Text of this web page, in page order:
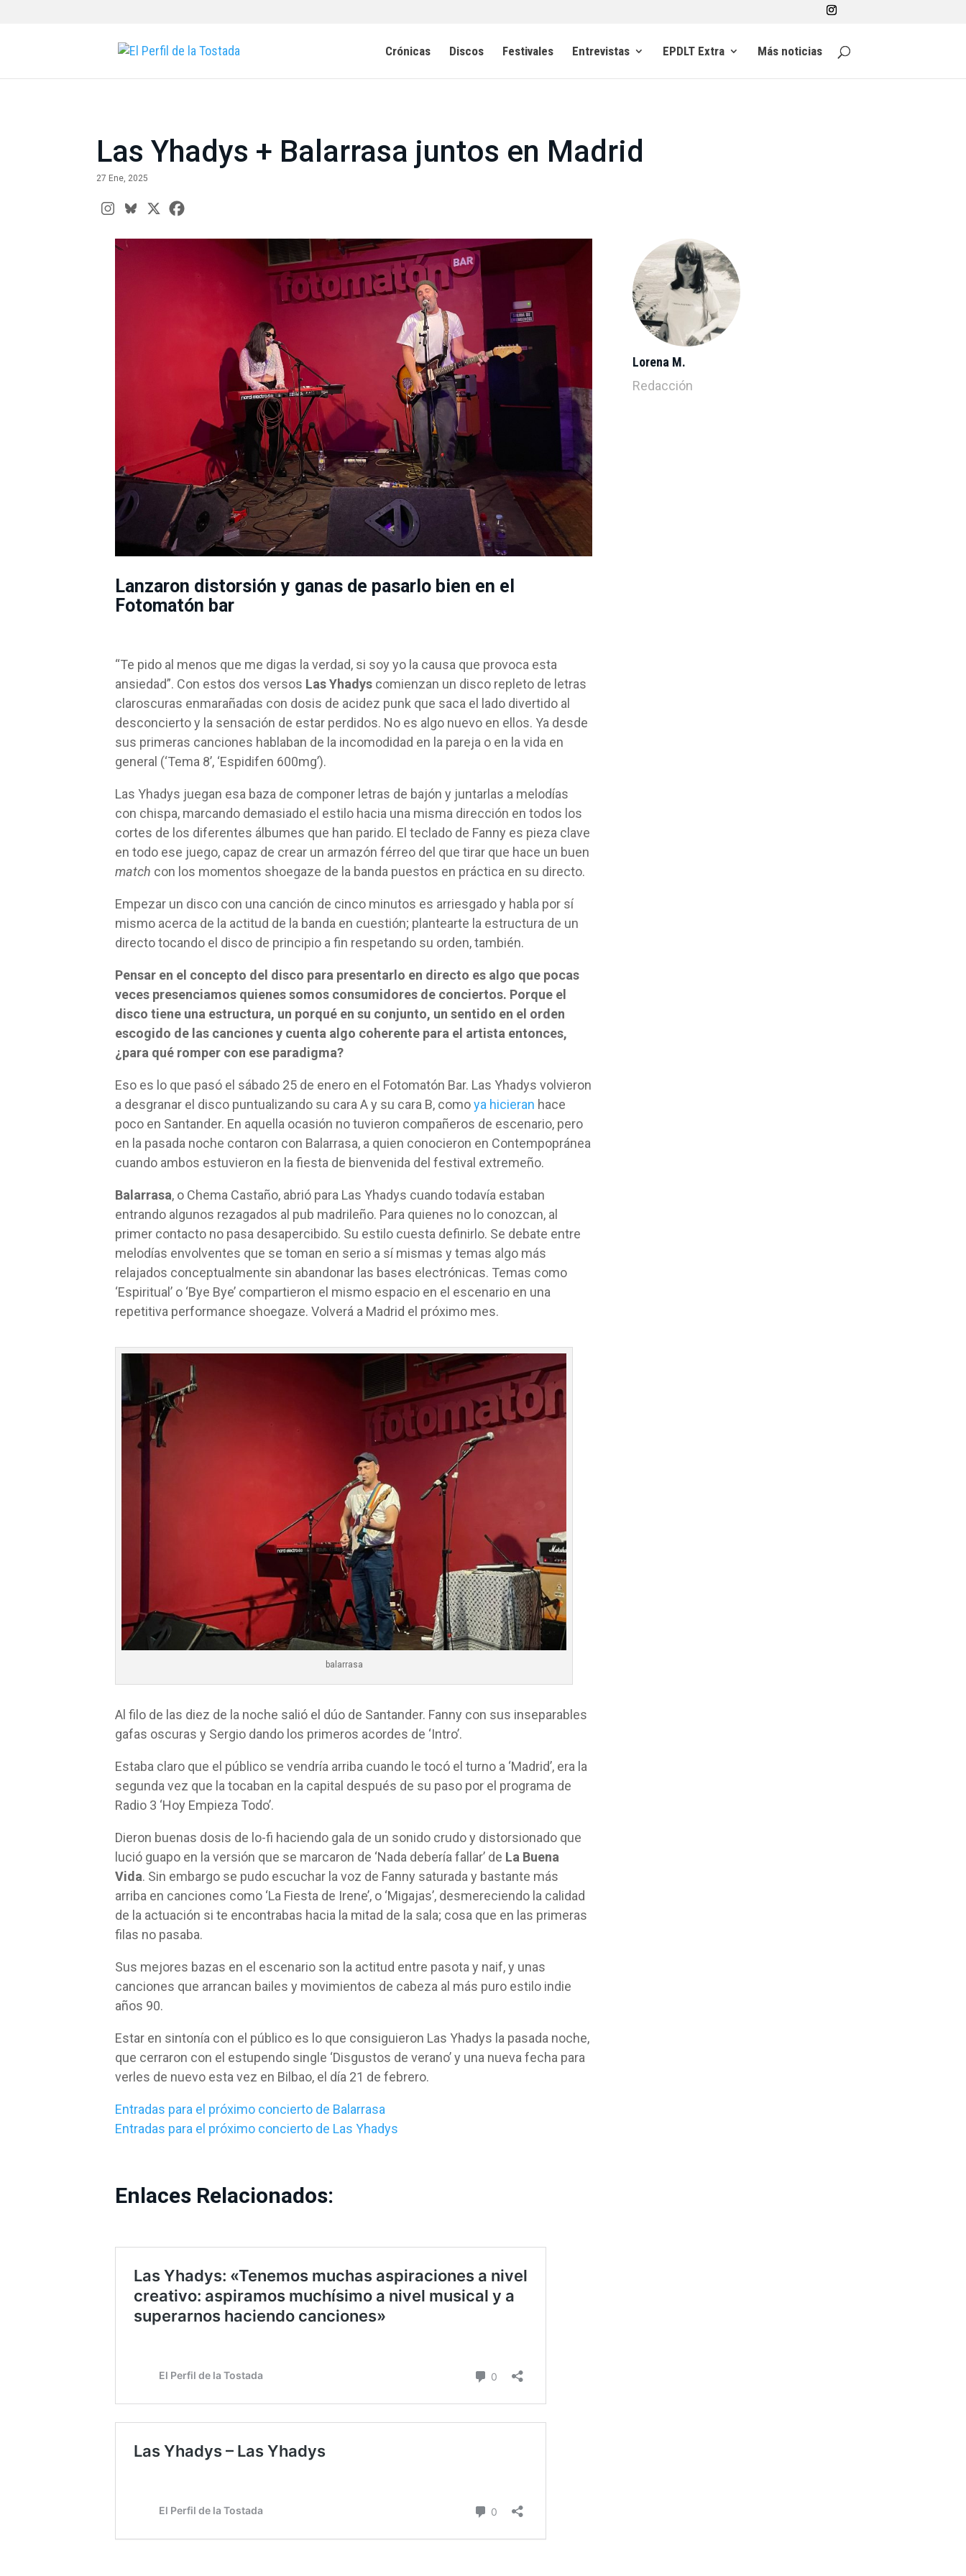
Crónicas Discos Festivales Entrevistas EPDLT Extra Más noticias
Las Yhadys + Balarrasa juntos en Madrid
27 Ene, 2025
Lanzaron distorsión y ganas de pasarlo bien en el
Fotomatón bar
“Te pido al menos que me digas la verdad, si soy yo la causa que provoca esta
ansiedad”. Con estos dos versos Las Yhadys comienzan un disco repleto de letras
claroscuras enmarañadas con dosis de acidez punk que saca el lado divertido al
desconcierto y la sensación de estar perdidos. No es algo nuevo en ellos. Ya desde
sus primeras canciones hablaban de la incomodidad en la pareja o en la vida en
general (‘Tema 8’, ‘Espidifen 600mg’).
Las Yhadys juegan esa baza de componer letras de bajón y juntarlas a melodías
con chispa, marcando demasiado el estilo hacia una misma dirección en todos los
cortes de los diferentes álbumes que han parido. El teclado de Fanny es pieza clave
en todo ese juego, capaz de crear un armazón férreo del que tirar que hace un buen
match con los momentos shoegaze de la banda puestos en práctica en su directo.
Empezar un disco con una canción de cinco minutos es arriesgado y habla por sí
mismo acerca de la actitud de la banda en cuestión; plantearte la estructura de un
directo tocando el disco de principio a fin respetando su orden, también.
Pensar en el concepto del disco para presentarlo en directo es algo que pocas
veces presenciamos quienes somos consumidores de conciertos. Porque el
disco tiene una estructura, un porqué en su conjunto, un sentido en el orden
escogido de las canciones y cuenta algo coherente para el artista entonces,
¿para qué romper con ese paradigma?
Eso es lo que pasó el sábado 25 de enero en el Fotomatón Bar. Las Yhadys volvieron
a desgranar el disco puntualizando su cara A y su cara B, comoya hicieran hace
poco en Santander. En aquella ocasión no tuvieron compañeros de escenario, pero
en la pasada noche contaron con Balarrasa, a quien conocieron en Contempopránea
cuando ambos estuvieron en la fiesta de bienvenida del festival extremeño.
Balarrasa, o Chema Castaño, abrió para Las Yhadys cuando todavía estaban
entrando algunos rezagados al pub madrileño. Para quienes no lo conozcan, al
primer contacto no pasa desapercibido. Su estilo cuesta definirlo. Se debate entre
melodías envolventes que se toman en serio a sí mismas y temas algo más
relajados conceptualmente sin abandonar las bases electrónicas. Temas como
‘Espiritual’ o ‘Bye Bye’ compartieron el mismo espacio en el escenario en una
repetitiva performance shoegaze. Volverá a Madrid el próximo mes.
balarrasa
Al filo de las diez de la noche salió el dúo de Santander. Fanny con sus inseparables
gafas oscuras y Sergio dando los primeros acordes de ‘Intro’.
Estaba claro que el público se vendría arriba cuando le tocó el turno a ‘Madrid’, era la
segunda vez que la tocaban en la capital después de su paso por el programa de
Radio 3 ‘Hoy Empieza Todo’.
Dieron buenas dosis de lo-fi haciendo gala de un sonido crudo y distorsionado que
lució guapo en la versión que se marcaron de ‘Nada debería fallar’ de La Buena
Vida. Sin embargo se pudo escuchar la voz de Fanny saturada y bastante más
arriba en canciones como ‘La Fiesta de Irene’, o ‘Migajas’, desmereciendo la calidad
de la actuación si te encontrabas hacia la mitad de la sala; cosa que en las primeras
filas no pasaba.
Sus mejores bazas en el escenario son la actitud entre pasota y naif, y unas
canciones que arrancan bailes y movimientos de cabeza al más puro estilo indie
años 90.
Estar en sintonía con el público es lo que consiguieron Las Yhadys la pasada noche,
que cerraron con el estupendo single ‘Disgustos de verano’ y una nueva fecha para
verles de nuevo esta vez en Bilbao, el día 21 de febrero.
Entradas para el próximo concierto de Balarrasa
Entradas para el próximo concierto de Las Yhadys
Enlaces Relacionados:
Lorena M.
Redacción